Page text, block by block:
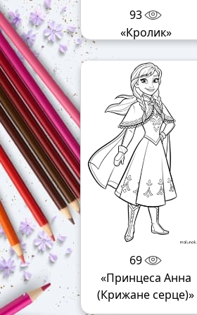
93
«Кролик»
69
«Принцеса Анна
(Крижане серце)»